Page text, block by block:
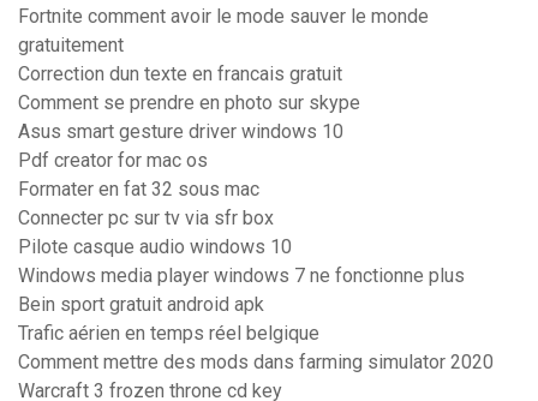
Fortnite comment avoir le mode sauver le monde
gratuitement
Correction dun texte en francais gratuit
Comment se prendre en photo sur skype
Asus smart gesture driver windows 10
Pdf creator for mac os
Formater en fat 32 sous mac
Connecter pc sur tv via sfr box
Pilote casque audio windows 10
Windows media player windows 7 ne fonctionne plus
Bein sport gratuit android apk
Trafic aérien en temps réel belgique
Comment mettre des mods dans farming simulator 2020
Warcraft 3 frozen throne cd key